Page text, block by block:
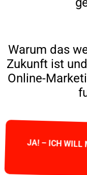
Warum das
Zukunft ist
Online-
JA! – ICH WILL